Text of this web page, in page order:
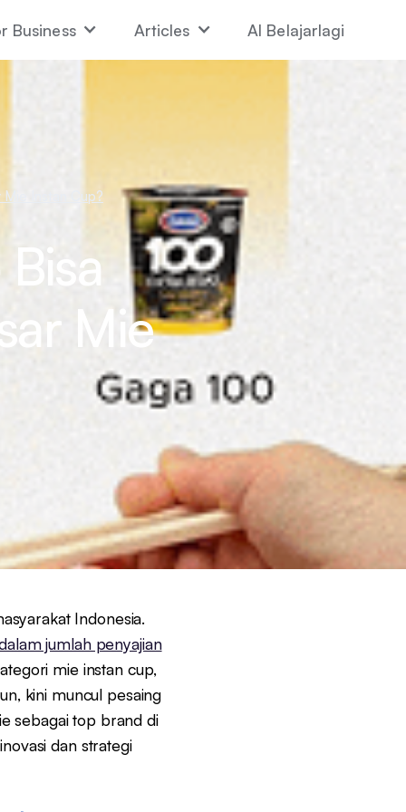
Business Articles AI Belajarlagi
Instan Cup?
Mie
Indonesia.
jumlah penyajian
mie instan cup,
kini muncul pesaing
sebagai top brand di
dan strategi